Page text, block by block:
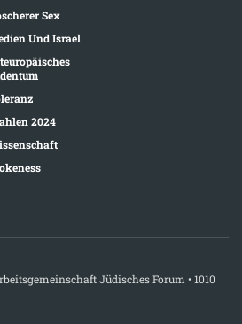
Sex
Und Israel
2024
Jüdisches Forum • 1010